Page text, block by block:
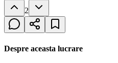
2
Despre aceasta lucrare